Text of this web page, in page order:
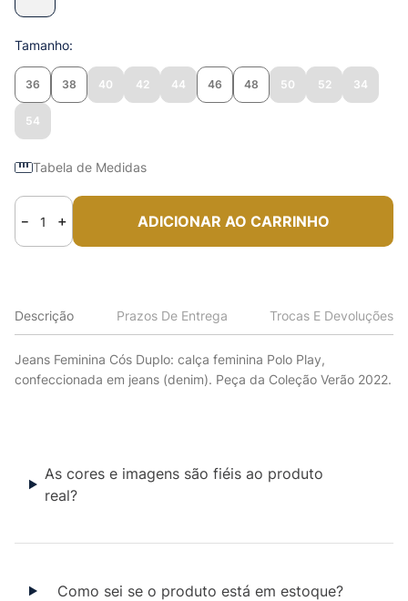
Tamanho
36 38 40 42 44 46 48 50 52 34
54
Tabela de Medidas
＋
－ ADICIONAR AO CARRINHO
Descrição Prazos De Entrega Trocas E Devoluções
Jeans Feminina Cós Duplo: calça feminina Polo Play,
confeccionada em jeans (denim). Peça da Coleção Verão 2022.
As cores e imagens são fiéis ao produto
real?
Como sei se o produto está em estoque?